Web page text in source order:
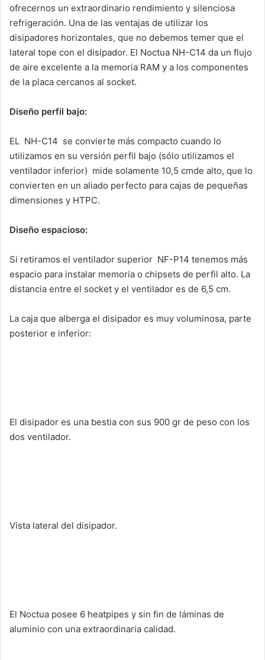
ofrecernos un extraordinario rendimiento y silenciosa
refrigeración. Una de las ventajas de utilizar los
disipadores horizontales, que no debemos temer que el
lateral tope con el disipador. El Noctua NH-C14 da un flujo
de aire excelente a la memoria RAM y a los componentes
de la placa cercanos al socket.
Diseño perfil bajo:
EL NH-C14 se convierte más compacto cuando lo
utilizamos en su versión perfil bajo (sólo utilizamos el
ventilador inferior) mide solamente 10,5 cmde alto, que lo
convierten en un aliado perfecto para cajas de pequeñas
dimensiones y HTPC.
Diseño espacioso:
Si retiramos el ventilador superior NF-P14 tenemos más
espacio para instalar memoria o chipsets de perfil alto. La
distancia entre el socket y el ventilador es de 6,5 cm.
La caja que alberga el disipador es muy voluminosa, parte
posterior e inferior:
El disipador es una bestia con sus 900 gr de peso con los
dos ventilador.
Vista lateral del disipador.
El Noctua posee 6 heatpipes y sin fin de láminas de
aluminio con una extraordinaria calidad.